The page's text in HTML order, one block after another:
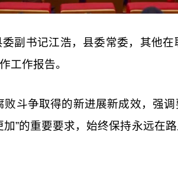
副书记江浩，县委常委，其他
工作报告。
斗争取得的新进展新成效，强
”的重要要求，始终保持永远在